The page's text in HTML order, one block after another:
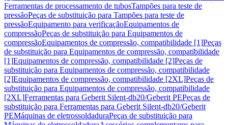
Ferramentas de processamento de tubosTampões para teste de
pressãoPeças de substituição para Tampões para teste de
pressãoEquipamento para verificaçãoEquipamentos de
compressãoPeças de substituição para Equipamentos de
compressãoEquipamentos de compressão, compatibilidade [1]Peças
de substituição para Equipamentos de compressão, compatibilidade
[1]Equipamentos de compressão, compatibilidade [2]Peças de
substituição para Equipamentos de compressão, compatibilidade
[2]Equipamentos de compressão, compatibilidade [2XL]Peças de
substituição para Equipamentos de compressão, compatibilidade
[2XL]Ferramentas para Geberit Silent-db20/Geberit PEPeças de
substituição para Ferramentas para Geberit Silent-db20/Geberit
PEMáquinas de eletrossoldaduraPeças de substituição para